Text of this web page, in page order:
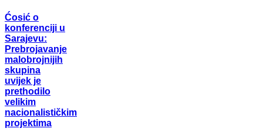
Ćosić o
konferenciji u
Sarajevu:
Prebrojavanje
malobrojnijih
skupina
uvijek je
prethodilo
velikim
nacionalističkim
projektima